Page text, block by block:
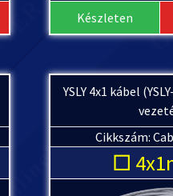
Készleten
YSLY 4x1 kábel
Cikkszám:
□